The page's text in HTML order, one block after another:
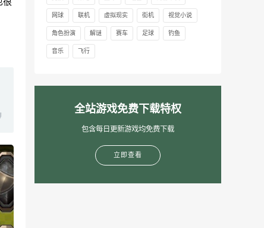
网球 联机 虚拟现实 街机 视觉小说
角色扮演 解谜 赛车 足球 钓鱼
音乐 飞行
全站游戏免费下载特权
包含每日更新游戏均免费下载
立即查看